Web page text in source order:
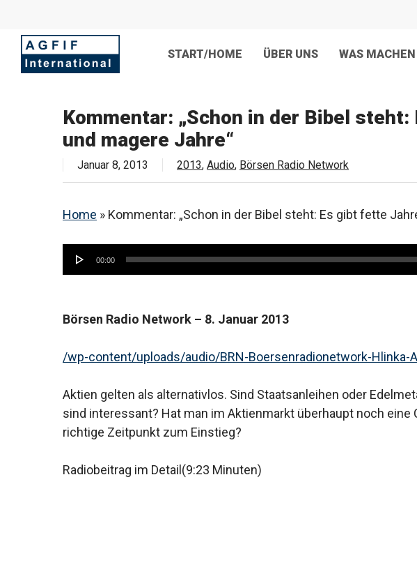
main
content
Hit enter to search or ESC to close
START/HOME ÜBER UNS WAS MACHEN
Kommentar: „Schon in der Bibel
und magere Jahre“
Januar 8, 2013 2013, Audio, Börsen Radio Network
Home » Kommentar: „Schon in der Bibel steht: Es gibt fette
Player
00:00
Börsen Radio Network – 8. Januar 2013
/wp-content/uploads/audio/BRN-Boersenradionetwork-Hlinka-
Aktien gelten als alternativlos. Sind Staatsanleihen oder
sind interessant? Hat man im Aktienmarkt überhaupt noch eine
richtige Zeitpunkt zum Einstieg?
Radiobeitrag im Detail(9:23 Minuten)